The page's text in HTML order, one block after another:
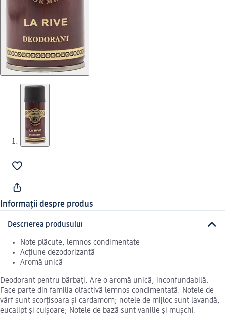
Informații despre produs
Descrierea produsului
Note plăcute, lemnos condimentate
Acțiune dezodorizantă
Aromă unică
Deodorant pentru bărbați. Are o aromă unică, inconfundabilă.
Face parte din familia olfactivă lemnos condimentată. Notele de
vârf sunt scorțisoara și cardamom; notele de mijloc sunt lavandă,
eucalipt și cuișoare; Notele de bază sunt vanilie și mușchi.